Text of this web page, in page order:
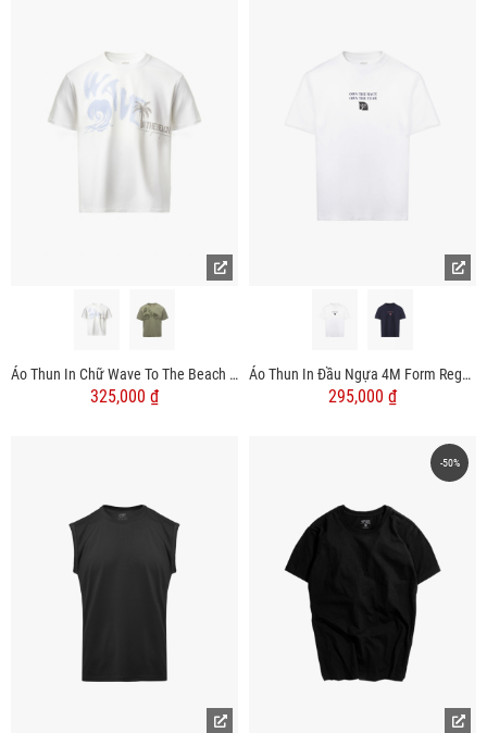
Áo Thun In Chữ Wave To The Beach Form Relax AT174
325,000 ₫
Áo Thun In Đầu Ngựa 4M Form Regular AT185
295,000 ₫
-50%